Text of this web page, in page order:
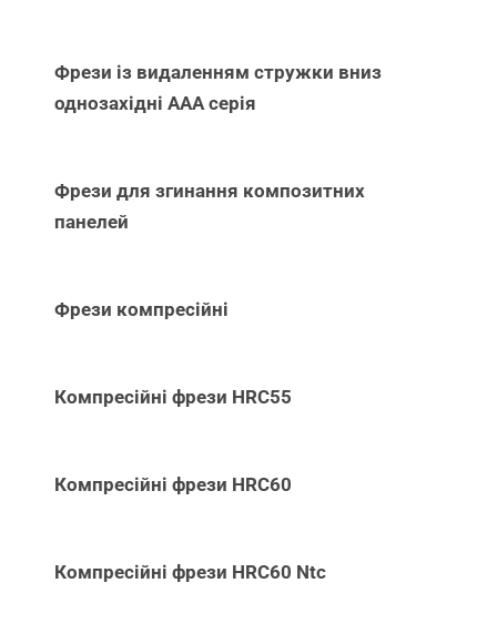
Фрези із видаленням стружки вниз
однозахідні ААА серія
Фрези для згинання композитних
панелей
Фрези компресійні
Компресійні фрези HRC55
Компресійні фрези HRC60
Компресійні фрези HRC60 Ntc